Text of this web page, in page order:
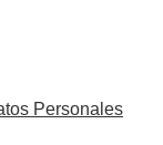
Personales